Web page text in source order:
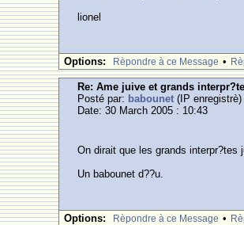
lionel
Options: Rèpondre à ce Message •
Re: Ame juive et grands
Posté par: babounet (IP enregistrè)
Date: 30 March 2005 : 10:43
On dirait que les grands
Un babounet d??u.
Options: Rèpondre à ce Message •